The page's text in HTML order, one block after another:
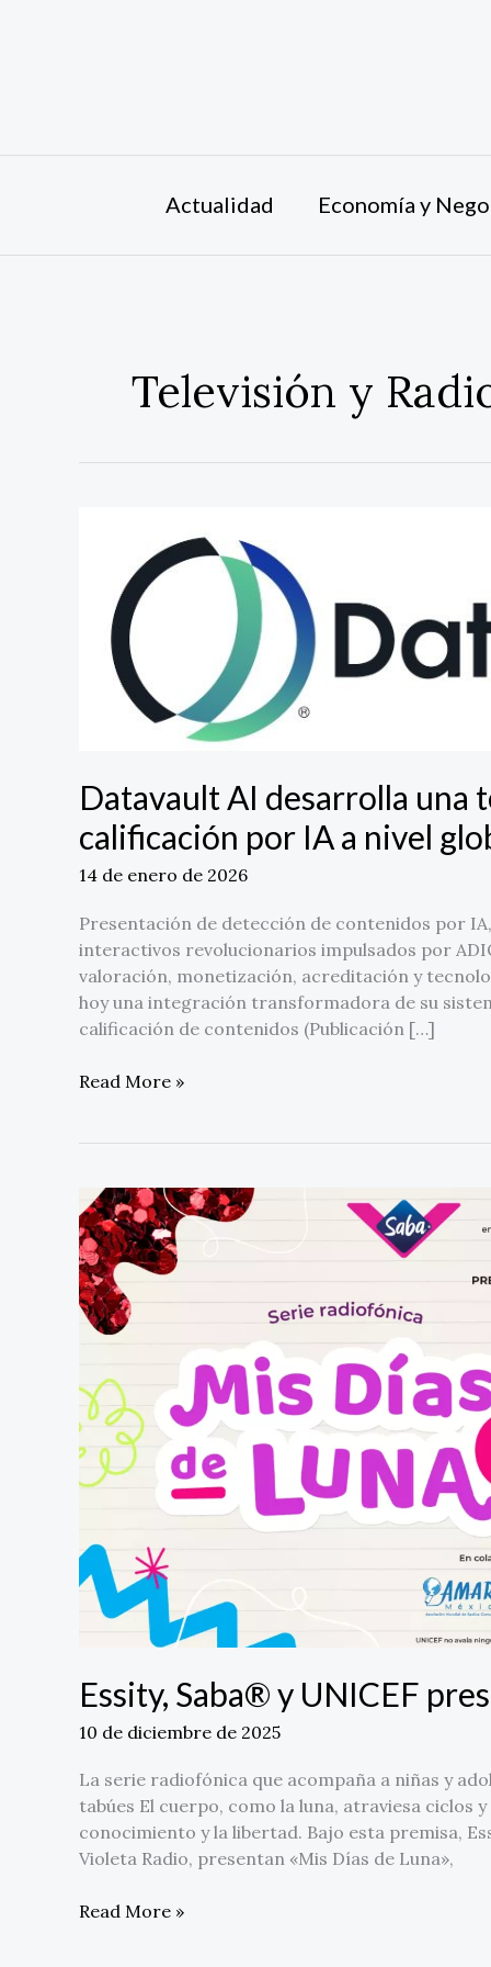
Actualidad Economía y
Televisión y
Datavault AI desarrolla una
calificación por IA a nivel
14 de enero de 2026
Presentación de detección de contenidos por
interactivos revolucionarios impulsados por
valoración, monetización, acreditación y
hoy una integración transformadora de su
calificación de contenidos (Publicación […]
desarrolla
tecnología
patentada
calificación
a
nivel
global
Fintech.TV
Read More »
Essity, Saba® y UNICEF
10 de diciembre de 2025
La serie radiofónica que acompaña a niñas y
tabúes El cuerpo, como la luna, atraviesa ciclos
conocimiento y la libertad. Bajo esta premisa,
Violeta Radio, presentan «Mis Días de Luna»,
Essity,
Saba®
y
UNICEF
presentan
«Mis
de
Luna»
Read More »